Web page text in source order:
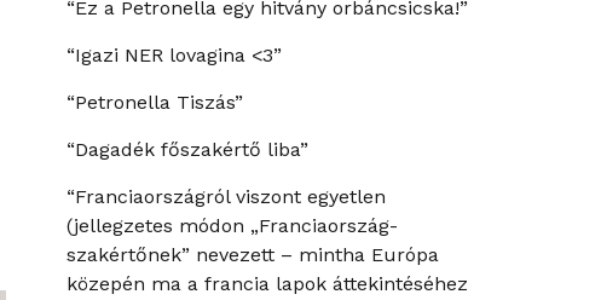
“Ez a Petronella egy hitvány orbáncsicska!”
“Igazi NER lovagina <3”
“Petronella Tiszás”
“Dagadék főszakértő liba”
“Franciaországról viszont egyetlen
(jellegzetes módon „Franciaország-
szakértőnek” nevezett – mintha Európa
közepén ma a francia lapok áttekintéséhez